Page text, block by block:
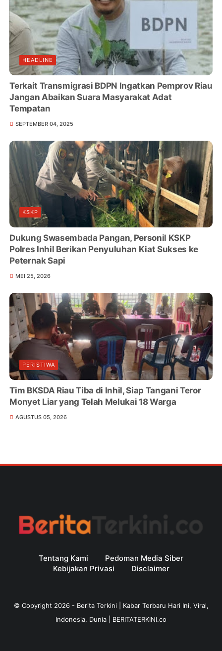
HEADLINE
Terkait Transmigrasi BDPN Ingatkan Pemprov Riau
Jangan Abaikan Suara Masyarakat Adat
Tempatan
SEPTEMBER 04, 2025
KSKP
Dukung Swasembada Pangan, Personil KSKP
Polres Inhil Berikan Penyuluhan Kiat Sukses ke
Peternak Sapi
MEI 25, 2026
PERISTIWA
Tim BKSDA Riau Tiba di Inhil, Siap Tangani Teror
Monyet Liar yang Telah Melukai 18 Warga
AGUSTUS 05, 2026
Tentang Kami
Pedoman Media Siber
Kebijakan Privasi
Disclaimer
© Copyright 2026- Berita Terkini | Kabar Terbaru Hari Ini, Viral,
Indonesia, Dunia | BERITATERKINI.co